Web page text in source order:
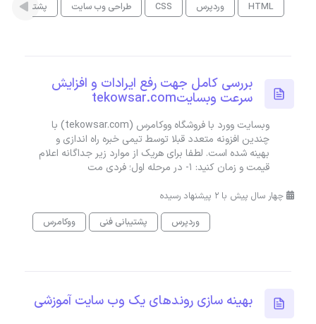
HTML وردپرس CSS طراحی وب سایت پشتیبانی
بررسی کامل جهت رفع ایرادات و افزایش
سرعت وبسایتtekowsar.com
وبسایت وورد با فروشگاه ووکامرس (tekowsar.com) با
چندین افزونه متعدد قبلا توسط تیمی خبره راه اندازی و
بهینه شده است. لطفا برای هریک از موارد زیر جداگانه اعلام
قیمت و زمان کنید: ۱- در مرحله اول؛ فردی مت
چهار سال پیش با 2 پیشنهاد رسیده
وردپرس
پشتیبانی فنی ووکامرس
بهینه سازی روندهای یک وب سایت آموزشی